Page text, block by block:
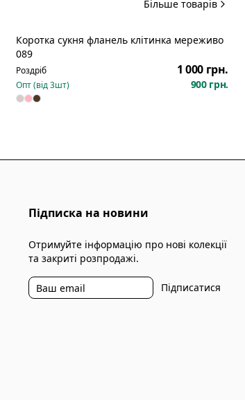
Більше товарів
Коротка сукня фланель клітинка мереживо
089
Роздріб 1 000 грн.
Опт (від3шт) 900 грн.
Підписка на новини
Отримуйте інформацію про нові колекції
та закриті розпродажі.
Підписатися